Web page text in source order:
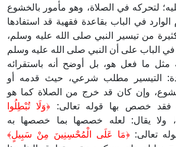
لتحركه في الصلاة، وهو مأمور بالخشوع
الوارد في الباب بقاعدة فقهية قد استفادها
من تيسير النبي صلى الله عليه وسلم،
الباب على أن النبي صلى الله عليه وسلم
مثل ما فعل هو، بل أوضح أنه باستقرائه
التيسير مطلب شرعي، حيث قدمه أو
وإن كان قد خرج من الصلاة كما هو
فقد خصص بها قوله تعالى: ﴿وَلَا تُبْطِلُوا
ولا يقال: لعله خصصها بما خصصها به
تعالى: ﴿مَا عَلَى الْمُحْسِنِينَ مِنْ سَبِيلٍ﴾